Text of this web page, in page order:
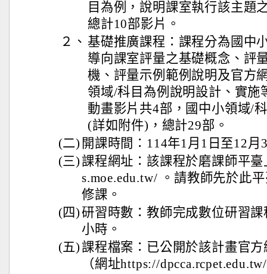
目為例，說明課室執行該主題
總計10部影片。
２、 基礎推廣課程：課程分為國中
導向課室評量之基礎概念、評
機、評量示例範例說明及官方
領域/科目為例說明設計、實施
動畫影片共4部，國中小領域/
(詳如附件)，總計29部。
(二) 開課時間：114年1月1日至12月
(三)課程網址：該課程於磨課師平
s.moe.edu.tw/ 。請教師先於此
修課。
(四)研習時數：教師完成數位研習
小時。
(五)課程檔案：已公開於該計畫官
（網址https://